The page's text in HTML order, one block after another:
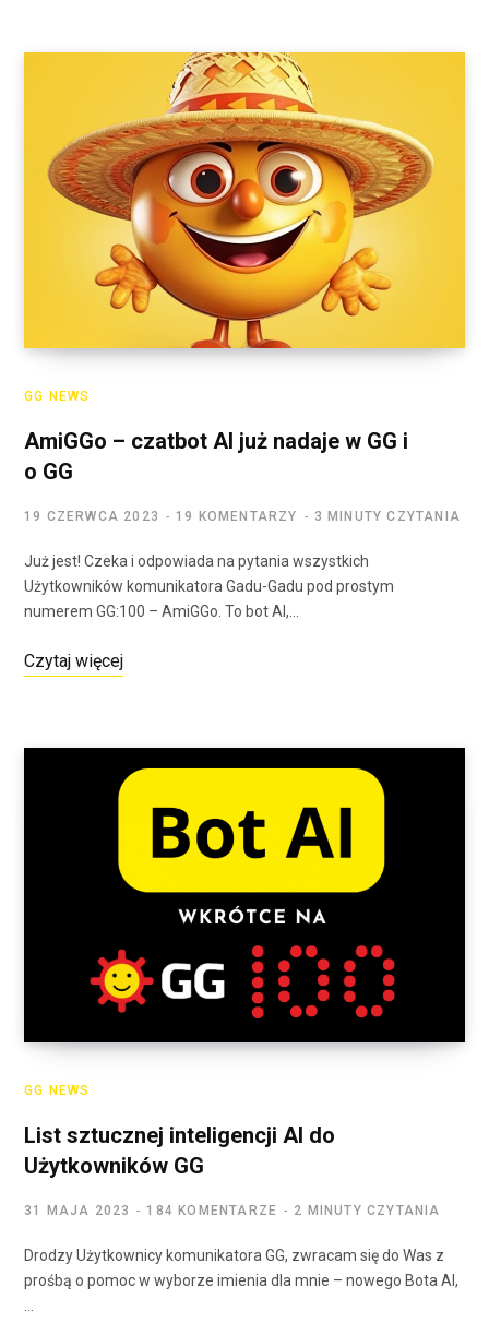
GG NEWS
AmiGGo – czatbot AI już nadaje w GG i
o GG
19 CZERWCA 2023 19 KOMENTARZY 3 MINUTY CZYTANIA
Już jest! Czeka i odpowiada na pytania wszystkich
Użytkowników komunikatora Gadu-Gadu pod prostym
numerem GG:100 – AmiGGo. To bot AI,…
Czytaj więcej
GG NEWS
List sztucznej inteligencji AI do
Użytkowników GG
31 MAJA 2023 184 KOMENTARZE 2 MINUTY CZYTANIA
Drodzy Użytkownicy komunikatora GG, zwracam się do Was z
prośbą o pomoc w wyborze imienia dla mnie – nowego Bota AI,